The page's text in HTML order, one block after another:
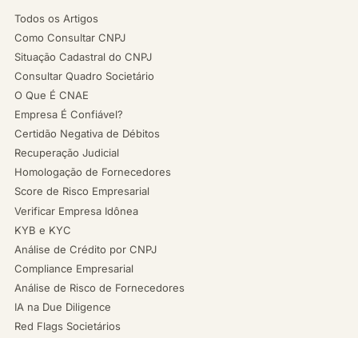
Todos os Artigos
Como Consultar CNPJ
Situação Cadastral do CNPJ
Consultar Quadro Societário
O Que É CNAE
Empresa É Confiável?
Certidão Negativa de Débitos
Recuperação Judicial
Homologação de Fornecedores
Score de Risco Empresarial
Verificar Empresa Idônea
KYB e KYC
Análise de Crédito por CNPJ
Compliance Empresarial
Análise de Risco de Fornecedores
IA na Due Diligence
Red Flags Societários